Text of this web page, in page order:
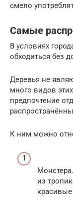
смело
Самые
В условиях
обходиться без
Деревья не
много видов
предпочтение
К ним можно
из